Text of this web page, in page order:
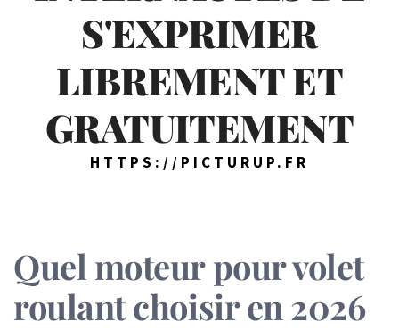
S'EXPRIMER
LIBREMENT ET
GRATUITEMENT
HTTPS://PICTURUP.FR
Quel moteur pour volet
roulant choisir en 2026